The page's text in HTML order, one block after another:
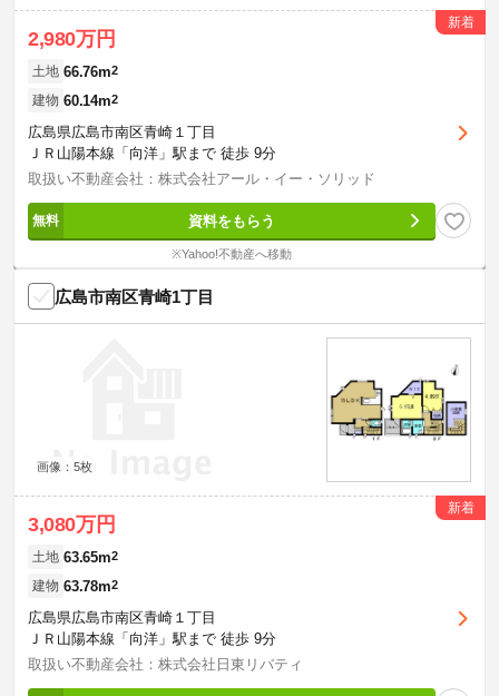
2,980万円
新着
土地 66.76m2
建物 60.14m2
広島県広島市南区青崎１丁目
ＪＲ山陽本線「向洋」駅まで 徒歩 9分
取扱い不動産会社：株式会社アール・イー・ソリッド
資料をもらう
※Yahoo!不動産へ移動
広島市南区青崎1丁目
画像：5枚
3,080万円
新着
土地 63.65m2
建物 63.78m2
広島県広島市南区青崎１丁目
ＪＲ山陽本線「向洋」駅まで 徒歩 9分
取扱い不動産会社：株式会社日東リバティ